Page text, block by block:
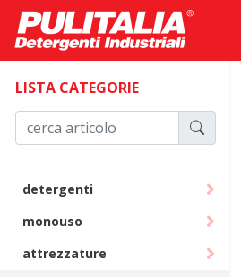
LISTA CATEGORIE
detergenti
monouso
attrezzature